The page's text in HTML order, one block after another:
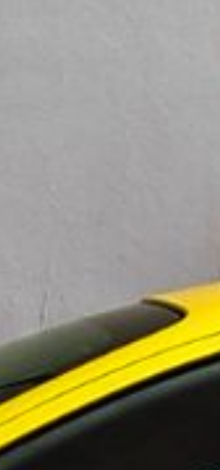
förbättrade bilens funktioner,
även haft en positiv inverkan
och chassit i utmärkt
vara hållbara utan större
fortsätta uthållighetstestet av
Statkraft förenar
drift av trafiktekniska system i
roll i den svenska